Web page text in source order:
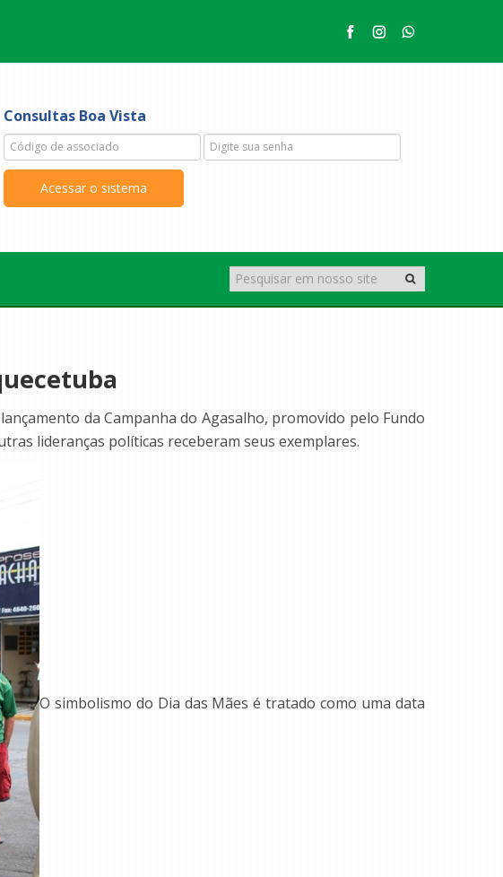
Consultas Boa Vista
da Campanha do Agasalho, promovido pelo Fundo
lideranças políticas receberam seus exemplares.
O simbolismo do Dia das Mães é tratado como uma data